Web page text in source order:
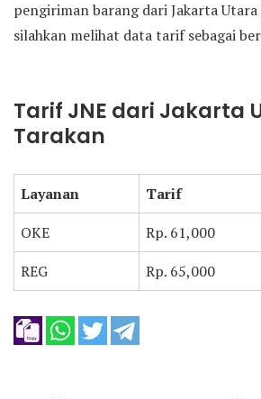
pengiriman barang dari Jakarta Utara
silahkan melihat data tarif sebagai
Tarif JNE dari Jakarta
Tarakan
Layanan Tarif
OKE
Rp. 61,000
REG
Rp. 65,000